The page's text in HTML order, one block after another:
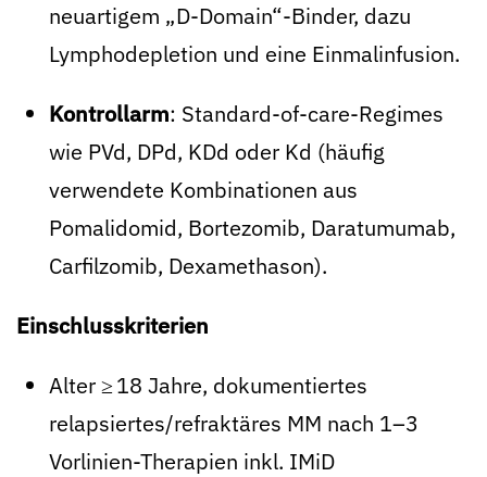
neuartigem „D-Domain“-Binder, dazu
Lymphodepletion und eine Einmalinfusion.
Kontrollarm: Standard-of-care-Regimes
wie PVd, DPd, KDd oder Kd (häufig
verwendete Kombinationen aus
Pomalidomid, Bortezomib, Daratumumab,
Carfilzomib, Dexamethason).
Einschlusskriterien
Alter ≥ 18 Jahre, dokumentiertes
relapsiertes/refraktäres MM nach 1–3
Vorlinien-Therapien inkl. IMiD